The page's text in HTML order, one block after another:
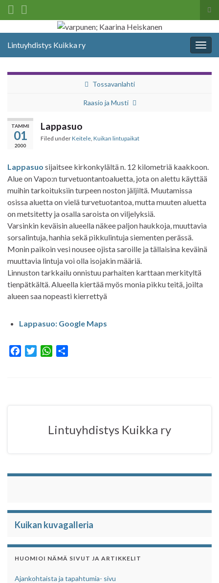
Search for:
Lintuyhdistys Kuikka ry
Tossavanlahti
Raasio ja Musti
TAMMI
01
2000
Lappasuo
Filed underKeitele Kuikan lintupaikat
Lappasuo sijaitsee kirkonkylältä n. 12 kilometriä kaakkoon.
Alue on Vapo:n turvetuontantoaluetta, jota on alettu käyttää
muihin tarkoituksiin turpeen noston jäljiltä. Muutamissa
osissa aluetta on vielä turvetuotantoa, mutta muuten aluetta
on metsitetty ja osalla saroista on viljelyksiä.
Varsinkin keväisin alueella näkee paljon haukkoja, muuttavia
sorsalintuja, hanhia sekä pikkulintuja siementen perässä.
Monin paikoin vesi nousee ojista saroille ja tällaisina keväinä
muuttavia lintuja voi olla isojakin määriä.
Linnuston tarkkailu onnistuu parhaiten karttaan merkityltä
tienpätkältä. Alueella kiertää myös monia pikku teitä, joilta
alueen saa nopeasti kierrettyä
Lappasuo: Google Maps
W
p
Lintuyhdistys Kuikka ry
Kuikan kuvagalleria
HUOMIOI NÄMÄ SIVUT JA ARTIKKELIT
Ajankohtaista ja tapahtumia- sivu